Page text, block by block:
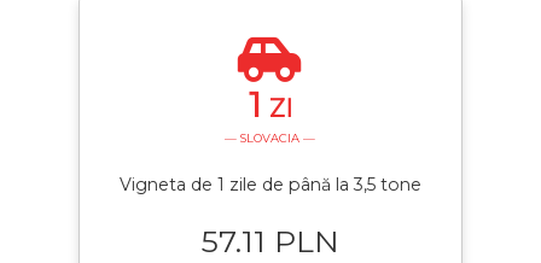
1 ZI
— SLOVACIA —
Vigneta de 1 zile de până la 3,5 tone
57.11 PLN